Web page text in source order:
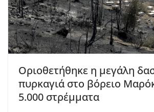
Οριοθετήθηκε η μεγάλη
πυρκαγιά στο βόρειο
5.000 στρέμματα